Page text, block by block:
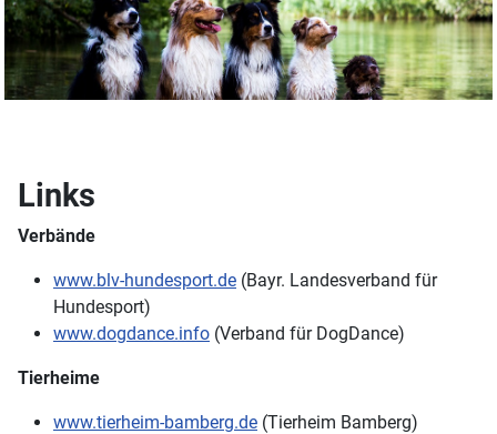
Links
Verbände
www.blv-hundesport.de (Bayr. Landesverband für
Hundesport)
www.dogdance.info (Verband für DogDance)
Tierheime
www.tierheim-bamberg.de (Tierheim Bamberg)